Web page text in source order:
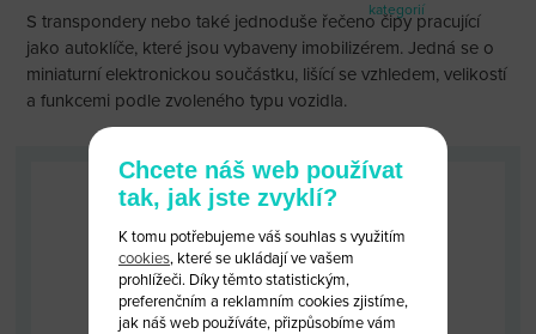
kategorií
S transpondery nebo také jednoduše řečeno čipy pracující
jako autoklíče, které jsou vybaveny imobilizérem. Jedná se o
miniaturní elektronickou součástku, lišící se vzhledem, velikostí
a funkcemi podle zvoleného typu vozidla.
Chcete náš web používat
tak, jak jste zvyklí?
K tomu potřebujeme váš souhlas s využitím
cookies, které se ukládají ve vašem
prohlížeči. Díky těmto statistickým,
preferenčním a reklamním cookies zjistíme,
jak náš web používáte, přizpůsobíme vám